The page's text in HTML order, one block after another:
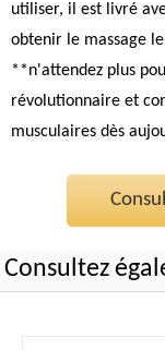
utiliser, il est livré
obtenir le massage
**n'attendez plus
révolutionnaire et
musculaires dès
Consultez